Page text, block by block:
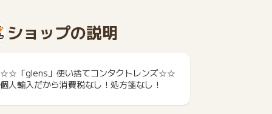
ショップの説明
☆☆「glens」使い捨てコンタクトレンズ☆☆
個人輸入だから消費税なし！処方箋なし！